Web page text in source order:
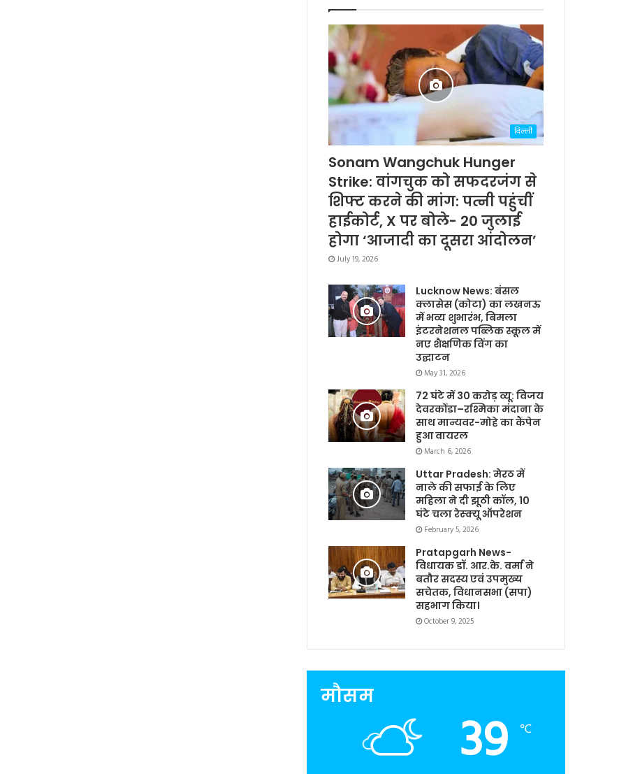
दिल्ली
Sonam Wangchuk Hunger
Strike: वांगचुक को सफदरजंग से
शिफ्ट करने की मांग: पत्नी पहुंचीं
हाईकोर्ट, X पर बोले- 20 जुलाई
होगा ‘आजादी का दूसरा आंदोलन’
July 19, 2026
Lucknow News: बंसल
क्लासेस (कोटा) का लखनऊ
में भव्य शुभारंभ, बिमला
इंटरनेशनल पब्लिक स्कूल में
नए शैक्षणिक विंग का
उद्घाटन
May 31, 2026
72 घंटे में 30 करोड़ व्यू: विजय
देवरकोंडा–रश्मिका मंदाना के
साथ मान्यवर-मोहे का कैंपेन
हुआ वायरल
March 6, 2026
Uttar Pradesh: मेरठ में
नाले की सफाई के लिए
महिला ने दी झूठी कॉल, 10
घंटे चला रेस्क्यू ऑपरेशन
February 5, 2026
Pratapgarh News-
विधायक डॉ. आर.के. वर्मा ने
बतौर सदस्य एवं उपमुख्य
सचेतक, विधानसभा (सपा)
सहभाग किया।
October 9, 2025
मौसम
39 ℃